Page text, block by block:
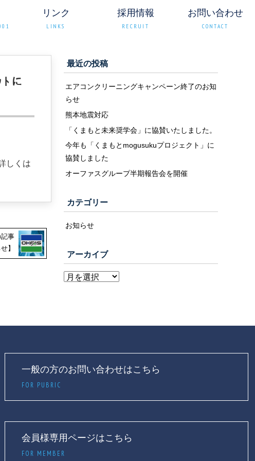
リンク
LINKS
採用情報
RECRUIT
お問い合わせ
CONTACT
に
しくは
事
】
最近の投稿
エアコンクリーニングキャンペーン終了のお知
らせ
熊本地震対応
「くまもと未来奨学会」に協賛いたしました。
今年も「くまもとmogusukuプロジェクト」に
協賛しました
オーファスグループ半期報告会を開催
カテゴリー
お知らせ
アーカイブ
一般の方のお問い合わせはこちら
FOR PUBRIC
会員様専用ページはこちら
FOR MEMBER